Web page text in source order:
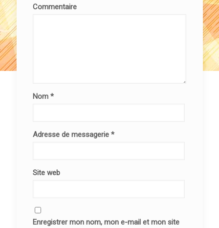
Commentaire
Nom *
Adresse de messagerie *
Site web
Enregistrer mon nom, mon e-mail et mon site